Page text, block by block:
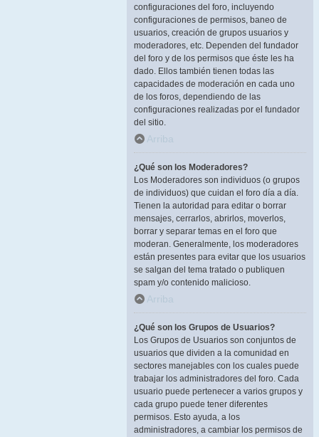
configuraciones del foro, incluyendo
configuraciones de permisos, baneo de
usuarios, creación de grupos usuarios y
moderadores, etc. Dependen del fundador
del foro y de los permisos que éste les ha
dado. Ellos también tienen todas las
capacidades de moderación en cada uno
de los foros, dependiendo de las
configuraciones realizadas por el fundador
del sitio.
Arriba
¿Qué son los Moderadores?
Los Moderadores son individuos (o grupos
de individuos) que cuidan el foro día a día.
Tienen la autoridad para editar o borrar
mensajes, cerrarlos, abrirlos, moverlos,
borrar y separar temas en el foro que
moderan. Generalmente, los moderadores
están presentes para evitar que los usuarios
se salgan del tema tratado o publiquen
spam y/o contenido malicioso.
Arriba
¿Qué son los Grupos de Usuarios?
Los Grupos de Usuarios son conjuntos de
usuarios que dividen a la comunidad en
sectores manejables con los cuales puede
trabajar los administradores del foro. Cada
usuario puede pertenecer a varios grupos y
cada grupo puede tener diferentes
permisos. Esto ayuda, a los
administradores, a cambiar los permisos de